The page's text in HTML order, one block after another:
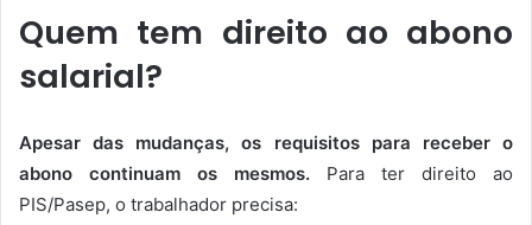
Quem tem direito ao abono
salarial?
Apesar das mudanças, os requisitos para receber o
abono continuam os mesmos. Para ter direito ao
PIS/Pasep, o trabalhador precisa: